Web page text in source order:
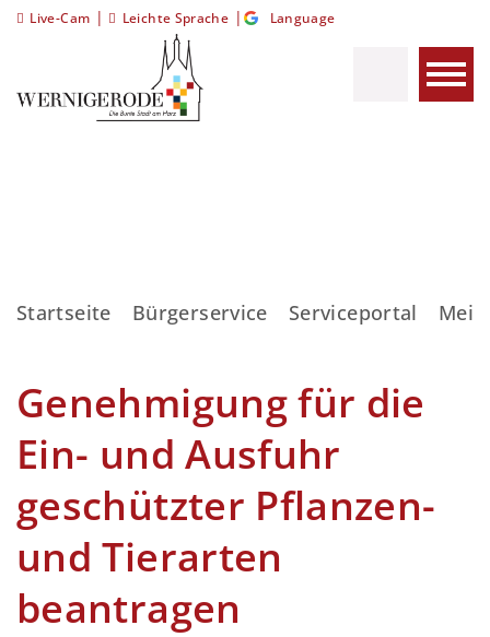
Live-Cam | Leichte Sprache | Language
Startseite Bürgerservice Serviceportal
Genehmigung für die
Ein- und Ausfuhr
geschützter Pflanzen-
und Tierarten
beantragen